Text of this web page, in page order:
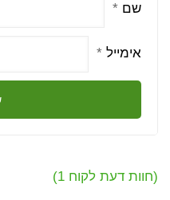
שם *
אימייל *
(חוות דעת לקוח 1
)